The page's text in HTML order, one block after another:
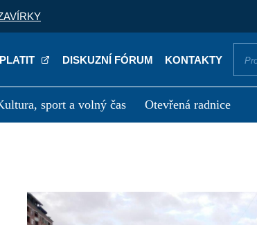
DISKUZNÍ FÓRUM KONTAKTY
sport a volný čas Otevřená radnice